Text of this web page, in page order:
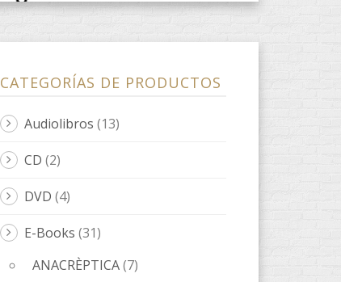
CATEGORÍAS DE PRODUCTOS
Audiolibros (13)
CD (2)
DVD (4)
E-Books (31)
ANACRÈPTICA(7)